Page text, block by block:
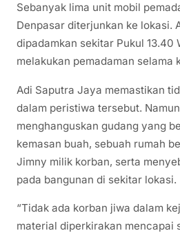
Sebanyak lima unit mobil
Denpasar diterjunkan ke lokasi.
dipadamkan sekitar Pukul 13.40
melakukan pemadaman selama
Adi Saputra Jaya memastikan
dalam peristiwa tersebut.
menghanguskan gudang yang
kemasan buah, sebuah rumah
Jimny milik korban, serta
pada bangunan di sekitar lokasi.
“Tidak ada korban jiwa dalam
material diperkirakan mencapai